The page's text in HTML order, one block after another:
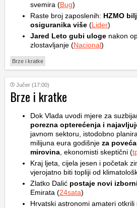
svemira (Bug)
Raste broj zaposlenih: HZMO
osiguranika više (Lider)
Jared Leto gubi uloge nakon
zlostavljanje (Nacional)
Brze i kratke
Jučer (17:00)
Brze i kratke
Dok Vlada uvodi mjere za
porezna opterećenja i
javnom sektoru, istodobno
milijuna eura godišnje za
mirovina , ekonomisti skeptični (
Kraj ljeta, cijela jesen i početak
vjerojatno biti topliji od
Zlatko Dalić postaje novi
Emirata (24sata)
Hrvatski astronomi amateri otkrili